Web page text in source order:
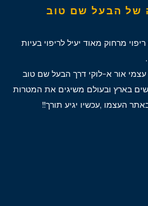
של הבעל שם טוב
מרחוק מאוד יעיל לריפוי בעיות
אור א-לוקי דרך הבעל שם טוב
בארץ ובעולם משיגים את המטרות
העצמו ,עכשיו יגיע תורך!!